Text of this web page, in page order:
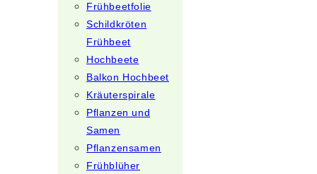
Frühbeetfolie
Schildkröten
Frühbeet
Hochbeete
Balkon Hochbeet
Kräuterspirale
Pflanzen und
Samen
Pflanzensamen
Frühblüher